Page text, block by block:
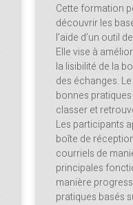
Cette formation
découvrir les
l’aide d’un outil
Elle vise à
la lisibilité de la
des échanges.
bonnes
classer et
Les participants
boîte de
courriels de
principales
manière
pratiques basés